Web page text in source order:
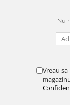
Nu
Vreau